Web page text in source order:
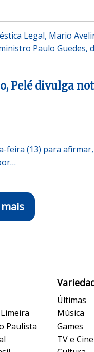
Legal, Mario
Paulo Guedes,
Pelé divulga
feira (13) para
mais
Paulista
Últimas
Música
Games
TV e